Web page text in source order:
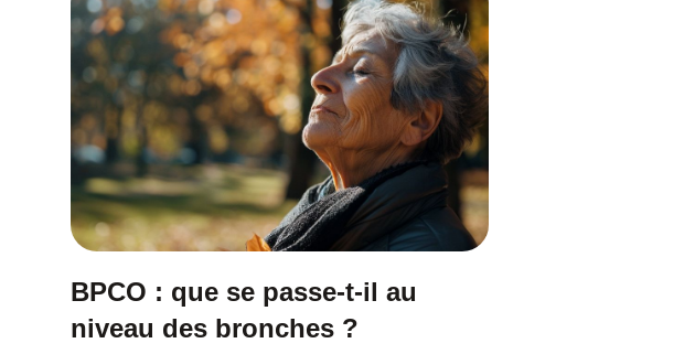
BPCO : que se passe-t-il au
niveau des bronches ?